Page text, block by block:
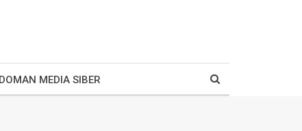
MEDIA SIBER